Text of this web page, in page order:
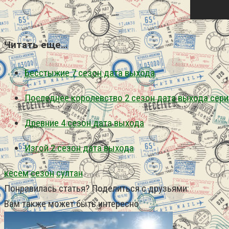
Читать еще…
Бесстыжие 7 сезон дата выхода
Последнее королевство 2 сезон дата выхода
Древние 4 сезон дата выхода
Изгой 2 сезон дата выхода
кёсемсезонсултан
Понравилась статья? Поделиться с друзьями:
Вам также может быть интересно